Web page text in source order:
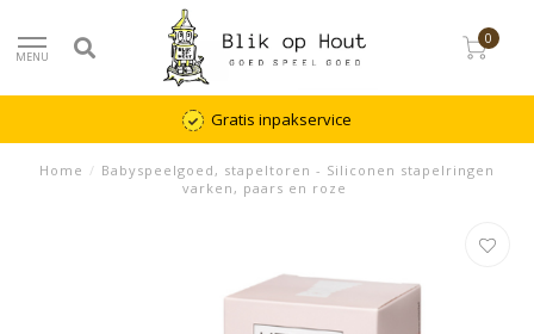
MENU
0
Gratis inpakservice
Home / Babyspeelgoed, stapeltoren - Siliconen stapelringen
varken, paars en roze